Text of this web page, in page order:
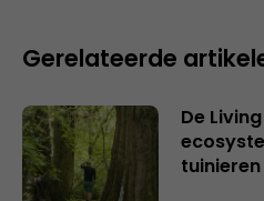
Gerelateerde
De